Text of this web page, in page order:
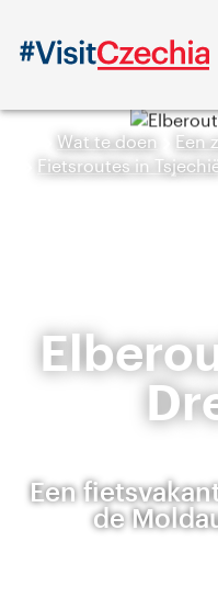
Wat te doen
Een
Fietsroutes in
Een
de